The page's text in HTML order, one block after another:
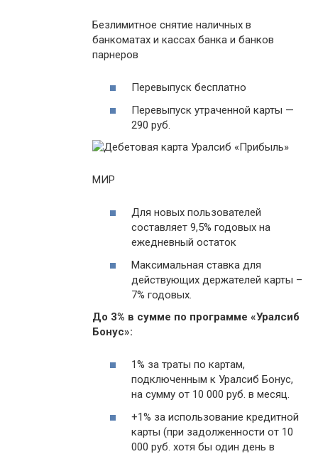
Безлимитное снятие наличных в
банкоматах и кассах банка и банков
парнеров
Перевыпуск бесплатно
Перевыпуск утраченной карты —
290 руб.
МИР
Для новых пользователей
составляет 9,5% годовых на
ежедневный остаток
Максимальная ставка для
действующих держателей карты –
7% годовых.
До 3% в сумме по программе «Уралсиб
Бонус»:
1% за траты по картам,
подключенным к Уралсиб Бонус,
на сумму от 10 000 руб. в месяц.
+1% за использование кредитной
карты (при задолженности от 10
000 руб. хотя бы один день в